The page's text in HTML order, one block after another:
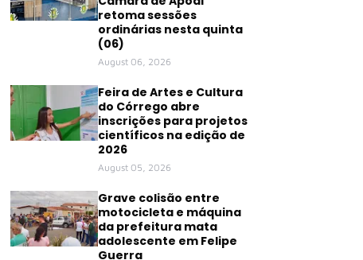
retoma sessões
ordinárias nesta quinta
(06)
August 06, 2026
Feira de Artes e Cultura
do Córrego abre
inscrições para projetos
científicos na edição de
2026
August 05, 2026
Grave colisão entre
motocicleta e máquina
da prefeitura mata
adolescente em Felipe
Guerra